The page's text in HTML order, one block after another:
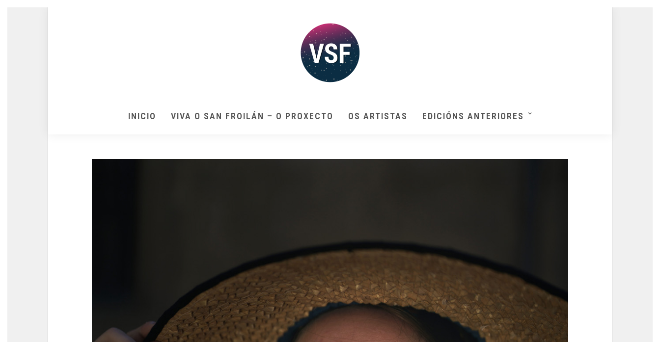
INICIO VIVA O SAN FROILÁN – O PROXECTO OS ARTISTAS EDICIÓNS ANTERIORES